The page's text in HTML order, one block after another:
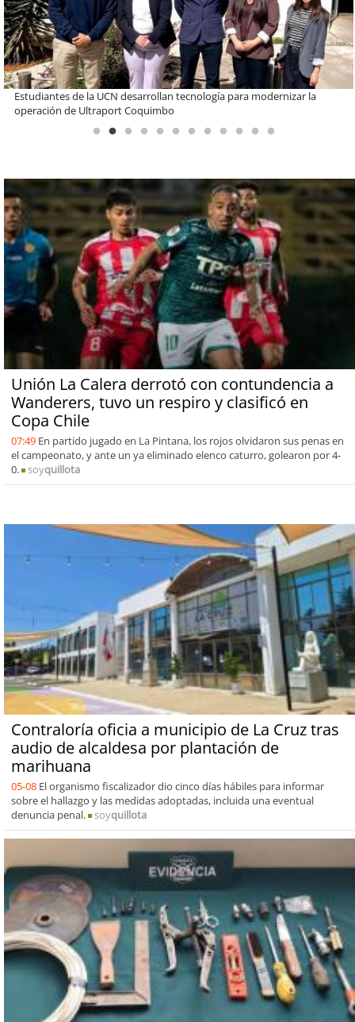
Educación y colaboración público-privada se toman La Araucanía:
encuentro reunió a líderes para abordar las brechas y oportunidades
Unión La Calera derrotó con contundencia a
Wanderers, tuvo un respiro y clasificó en
Copa Chile
07:49 En partido jugado en La Pintana, los rojos olvidaron sus penas en
el campeonato, y ante un ya eliminado elenco caturro, golearon por 4-
0.
soyquillota
Contraloría oficia a municipio de La Cruz tras
audio de alcaldesa por plantación de
marihuana
05-08 El organismo fiscalizador dio cinco días hábiles para informar
sobre el hallazgo y las medidas adoptadas, incluida una eventual
denuncia penal.
soyquillota